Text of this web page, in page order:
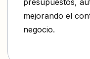
presupuestos,
mejorando el
negocio.